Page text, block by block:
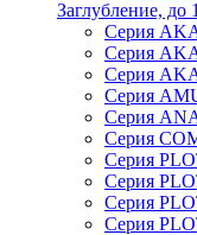
Заглубление, до
Серия
Серия
Серия
Серия
Серия
Серия
Серия
Серия
Серия
Серия